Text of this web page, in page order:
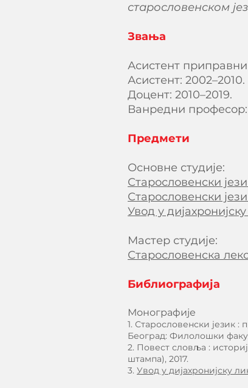
старословенском
Звања
Асистент
Асистент: 2002–2010.
Доцент: 2010–2019.
Ванредни професор:
Предмети
Основне студије:
Старословенски
Старословенски
Увод у
Мастер студије:
Старословенска
Библиографија
Монографије
1. Старословенски језик
Београд: Филолошки
2. Повест словља :
штампа), 2017.
3. Увод у дијахронијску